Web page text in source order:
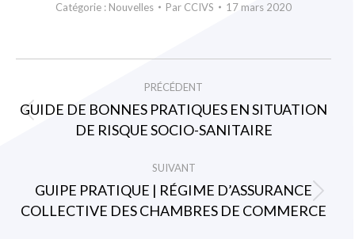
Catégorie : Nouvelles Par CCIVS 17 mars 2020
ARTICLE
PRÉCÉDENT
Article
:
GUIDE DE BONNES PRATIQUES EN SITUATION
DE RISQUE SOCIO-SANITAIRE
SUIVANT
Article
GUIPE PRATIQUE | RÉGIME D’ASSURANCE
COLLECTIVE DES CHAMBRES DE COMMERCE